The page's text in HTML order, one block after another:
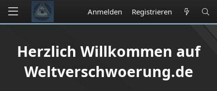
Anmelden Registrieren
Herzlich Willkommen auf
Weltverschwoerung.de